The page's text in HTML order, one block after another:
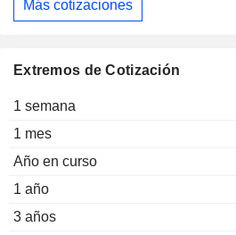
Más cotizaciones
Extremos de Cotización
1 semana
1 mes
Año en curso
1 año
3 años